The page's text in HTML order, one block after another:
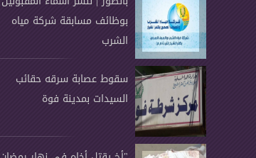
بوظائف مسابقة شركة مياه
الشرب
سقوط عصابة سرقه حقائب
السيدات بمدينة فوة